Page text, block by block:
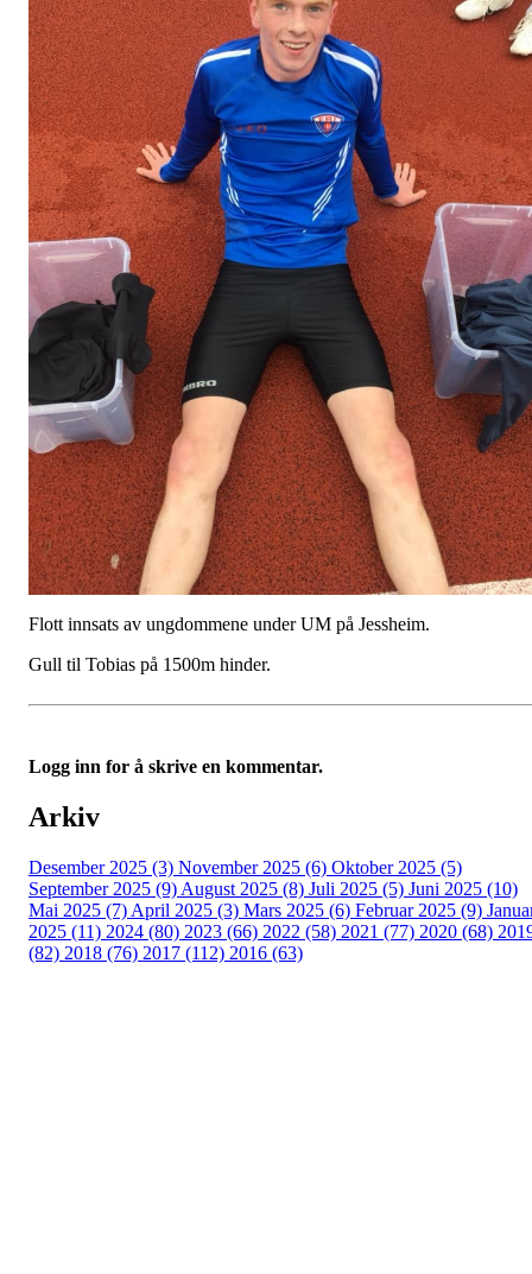
Flott innsats av ungdommene under UM på Jessheim.
Gull til Tobias på 1500m hinder.
Logg inn for å skrive en kommentar.
Arkiv
Desember 2025 (3) November 2025 (6) Oktober 2025 (5)
September 2025 (9) August 2025 (8) Juli 2025 (5) Juni 2025 (10)
Mai 2025 (7) April 2025 (3) Mars 2025 (6) Februar 2025 (9)
2025 (11) 2024 (80) 2023 (66) 2022 (58) 2021 (77) 2020 (68)
(82) 2018 (76) 2017 (112) 2016 (63)